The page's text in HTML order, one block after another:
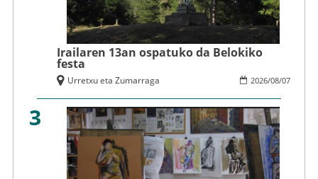
Irailaren 13an ospatuko da Belokiko
festa
2026/08/07
Urretxu eta Zumarraga
3